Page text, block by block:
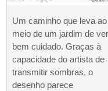
Um caminho que leva ao
meio de um jardim de
bem cuidado. Graças à
capacidade do artista de
transmitir sombras, o
desenho parece